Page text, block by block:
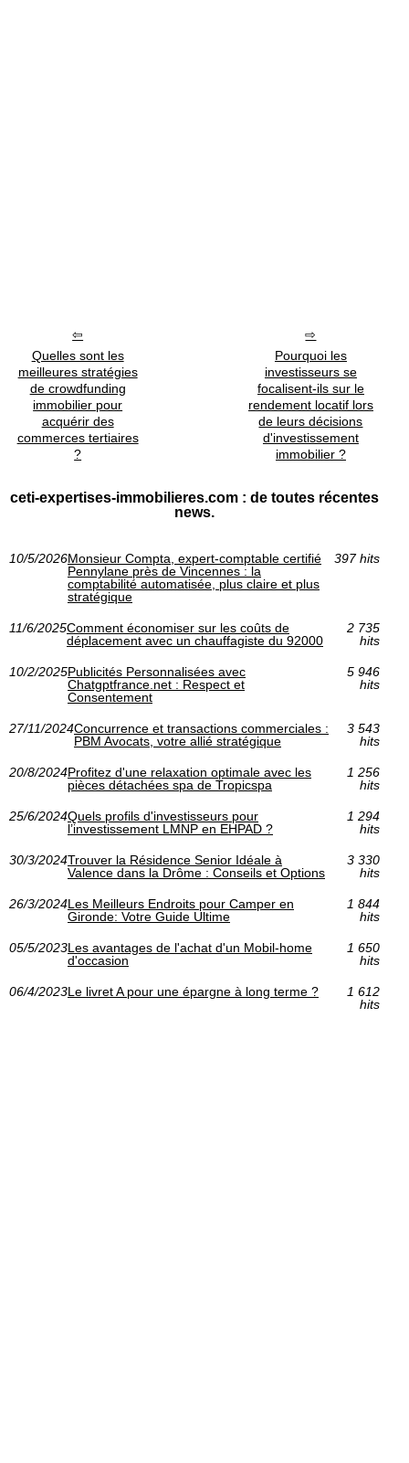
Quelles sont les
meilleures stratégies
de crowdfunding
immobilier pour
acquérir des
commerces tertiaires
?
Pourquoi les
investisseurs se
focalisent-ils sur le
rendement locatif lors
de leurs décisions
d'investissement
immobilier ?
ceti-expertises-immobilieres.com : de toutes récentes
news.
10/5/2026Monsieur Compta, expert-comptable certifié
Pennylane près de Vincennes : la
comptabilité automatisée, plus claire et plus
stratégique
397 hits
11/6/2025Comment économiser sur les coûts de
déplacement avec un chauffagiste du 92000
2 735
hits
10/2/2025Publicités Personnalisées avec
Chatgptfrance.net : Respect et
Consentement
5 946
hits
27/11/2024Concurrence et transactions commerciales :
PBM Avocats, votre allié stratégique
3 543
hits
20/8/2024Profitez d'une relaxation optimale avec les
pièces détachées spa de Tropicspa
1 256
hits
25/6/2024Quels profils d'investisseurs pour
l’investissement LMNP en EHPAD ?
1 294
hits
30/3/2024Trouver la Résidence Senior Idéale à
Valence dans la Drôme : Conseils et Options
3 330
hits
26/3/2024Les Meilleurs Endroits pour Camper en
Gironde: Votre Guide Ultime
1 844
hits
05/5/2023Les avantages de l'achat d'un Mobil-home
d'occasion
1 650
hits
06/4/2023Le livret A pour une épargne à long terme ?
1 612
hits